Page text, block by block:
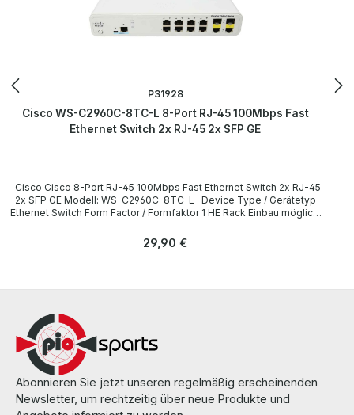
P31928
Cisco WS-C2960C-8TC-L 8-Port RJ-45 100Mbps Fast
Ethernet Switch 2x RJ-45 2x SFP GE
2x SFP GE Modell: WS-C2960C-8TC-L Device Type / Gerätetyp
Ethernet Switch Form Factor / Formfaktor 1 HE Rack Einbau möglich,
C2960C-8TC-L 8-Port RJ-45 100Mbps Fast Ethernet Switch 1 x
the factory settings with the corresponding logins of manuals.
Alle Geräte wurden von uns überholt, getestet und auf
Werkeinstellung zurückgesetzt mit den entsprechenden Logins
der Handbücher. More information and details can be found on the
pages of the manufacturer. Weitere Informationen und Details
finden Sie auf den Seiten des Herstellers.
Regulärer Preis:
29,90 €
Abonnieren Sie jetzt unseren regelmäßig erscheinenden
Newsletter, um rechtzeitig über neue Produkte und